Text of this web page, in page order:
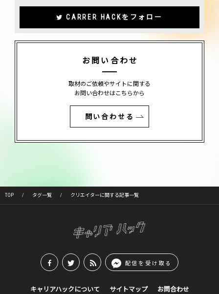
CARRER HACKをフォロー
お問い合わせ
取材のご依頼やサイトに関する
お問い合わせはこちらから
問い合わせる
TOP タグ一覧 クリエイターに関する記事一覧
配信を受け取る
キャリアハックについて サイトマップ お問合わせ